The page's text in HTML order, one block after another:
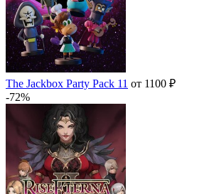
The Jackbox Party Pack 11 от 1100 ₽
-72%